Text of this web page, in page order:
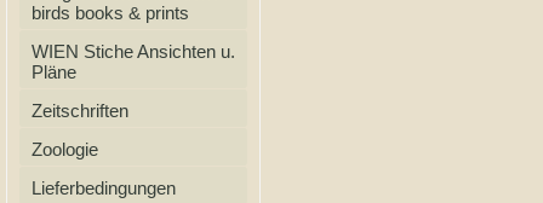
birds books & prints
WIEN Stiche Ansichten u.
Pläne
Zeitschriften
Zoologie
Lieferbedingungen